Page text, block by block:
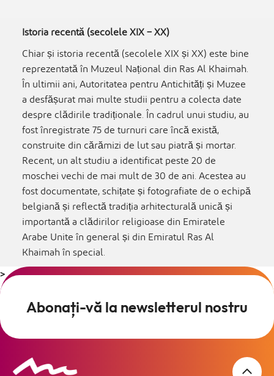
Istoria recentă (secolele XIX – XX)
Chiar și istoria recentă (secolele XIX și XX) este bine
reprezentată în Muzeul Național din Ras Al Khaimah.
În ultimii ani, Autoritatea pentru Antichități și Muzee
a desfășurat mai multe studii pentru a colecta date
despre clădirile tradiționale. În cadrul unui studiu, au
fost înregistrate 75 de turnuri care încă există,
construite din cărămizi de lut sau piatră și mortar.
Recent, un alt studiu a identificat peste 20 de
moschei vechi de mai mult de 30 de ani. Acestea au
fost documentate, schițate și fotografiate de o echipă
belgiană și reflectă tradiția arhitecturală unică și
importantă a clădirilor religioase din Emiratele
Arabe Unite în general și din Emiratul Ras Al
Khaimah în special.
>
Abonați-vă la newsletterul nostru